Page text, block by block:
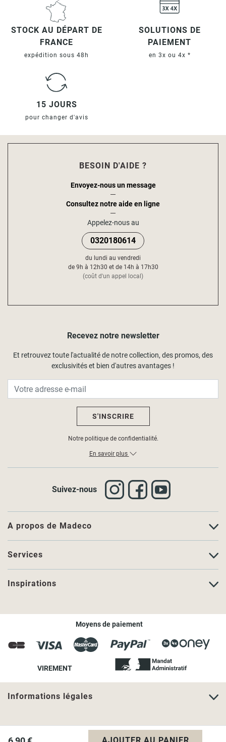
STOCK AU DÉPART DE
FRANCE
expédition sous 48h
SOLUTIONS DE
PAIEMENT
en 3x ou 4x *
15 JOURS
pour changer d'avis
A propos de Madeco
Services
Inspirations
Recevez notre newsletter
Et retrouvez toute l'actualité de notre collection, des promos, des
exclusivités et bien d'autres avantages !
S'INSCRIRE
Notre politique de confidentialité.
En savoir plus
Suivez-nous
BESOIN D'AIDE ?
Envoyez-nous un message
Consultez notre aide en ligne
Appelez-nous au
0320180614
du lundi au vendredi
de 9h à 12h30 et de 14h à 17h30
(coût d'un appel local)
Moyens de paiement
VIREMENT
Informations légales